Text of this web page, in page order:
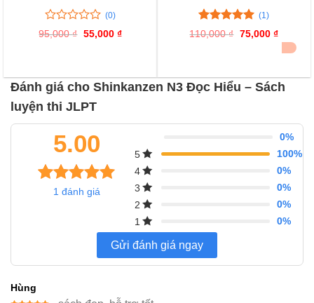
0
trên
0
giá
(0)
95,000₫ Giá
55,000 ₫Giá
5.00trên 5
1
đánh giá
(1)
110,000₫ Giá
75,000 ₫Giá
hiện
tại
Đánh giá cho Shinkanzen N3 Đọc Hiểu – Sách
luyện thi JLPT
5.00
5.00trên 5
1 đánh giá
0%
5
100%
4
0%
3
0%
2
0%
1
0%
Gửi đánh giá ngay
Hùng